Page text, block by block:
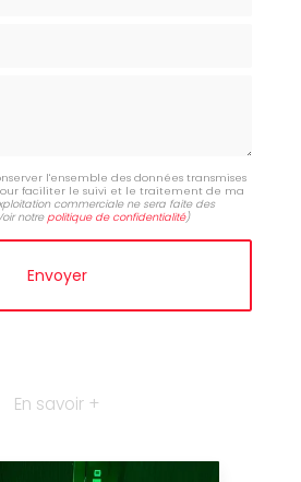
l'ensemble des données transmises
faciliter le suivi et le traitement de ma
commerciale ne sera faite des
notrepolitique de confidentialité)
En savoir +